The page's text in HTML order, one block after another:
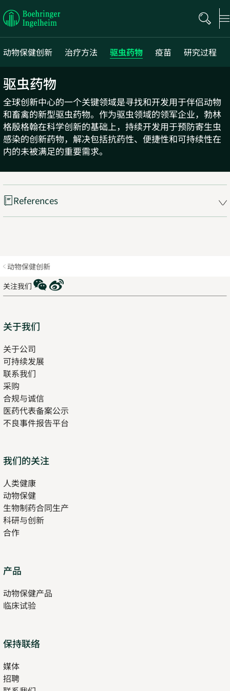
Boehringer
Ingelheim
动物保健创新
治疗方法 驱虫药物 疫苗 研究过程
驱虫药物
全球创新中心的一个关键领域是寻找和开发用于伴侣动物
和畜禽的新型驱虫药物。作为驱虫领域的领军企业，勃林
格殷格翰在科学创新的基础上，持续开发用于预防寄生虫
感染的创新药物，解决包括抗药性、便捷性和可持续性在
内的未被满足的重要需求。
References
动物保健创新
关注我们
WeChat
Weibo
Sitemap
关于我们
关于公司
可持续发展
联系我们
采购
合规与诚信
医药代表备案公示
不良事件报告平台
我们的关注
人类健康
new
tab
动物保健
生物制药合同生产
科研与创新
合作
产品
new
tab
动物保健产品
临床试验
保持联络
媒体
招聘